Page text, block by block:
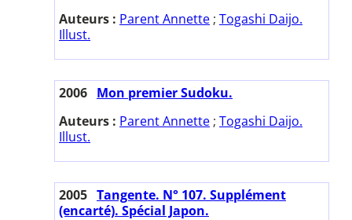
Auteurs : Parent Annette ; Togashi Daijo.
Illust.
2006 Mon premier Sudoku.
Auteurs : Parent Annette ; Togashi Daijo.
Illust.
2005 Tangente. N° 107. Supplément
(encarté). Spécial Japon.